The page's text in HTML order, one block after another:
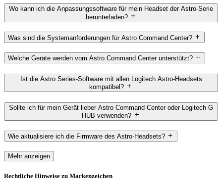
Wo kann ich die Anpassungssoftware für mein Headset der Astro-Serie
herunterladen?
Was sind die Systemanforderungen für Astro Command Center?
Welche Geräte werden vom Astro Command Center unterstützt?
Ist die Astro Series-Software mit allen Logitech Astro-Headsets
kompatibel?
Sollte ich für mein Gerät lieber Astro Command Center oder Logitech G
HUB verwenden?
Wie aktualisiere ich die Firmware des Astro-Headsets?
Mehr anzeigen
Rechtliche Hinweise zu Markenzeichen